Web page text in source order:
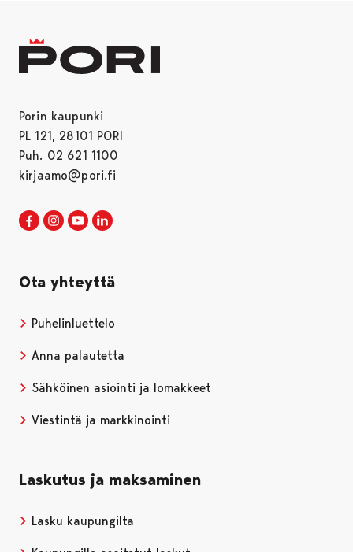
Porin kaupunki
PL 121, 28101 PORI
Puh. 02 621 1100
kirjaamo@pori.fi
Porin kaupunki Facebookissa
Avautuu uudessa välilehdessä
Porin kaupunki Instagramissa
Avautuu uudessa välilehdessä
Porin kaupunki Youtubessa
Avautuu uudessa välilehdessä
Ota yhteyttä
Puhelinluettelo
Anna palautetta
Sähköinen asiointi ja lomakkeet
Viestintä ja markkinointi
Laskutus ja maksaminen
Lasku kaupungilta